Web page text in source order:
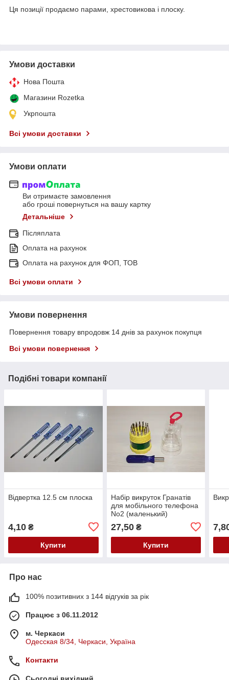
Ця позиції продаємо парами, хрестовикова і плоску.
Умови доставки
Нова Пошта
Магазини Rozetka
Укрпошта
Всі умови доставки
Умови оплати
Ви отримаєте замовлення
або гроші повернуться на вашу картку
Детальніше
Післяплата
Оплата на рахунок
Оплата на рахунок для ФОП, ТОВ
Всі умови оплати
Умови повернення
Повернення товару впродовж 14 днів за рахунок покупця
Всі умови повернення
Подібні товари компанії
Відвертка 12.5 см плоска
4,10 ₴
Купити
Набір викруток Гранатів
для мобільного телефона
No2 (маленький)
27,50₴
Купити
Про нас
100% позитивних з 144 відгуків за рік
Працює з 06.11.2012
м. Черкаси
Одесская 8/34, Черкаси, Україна
Контакти